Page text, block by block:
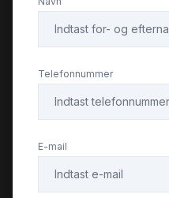
Lædersæder
Navigation
Parkeringssensor
Telefonnummer
E-mail